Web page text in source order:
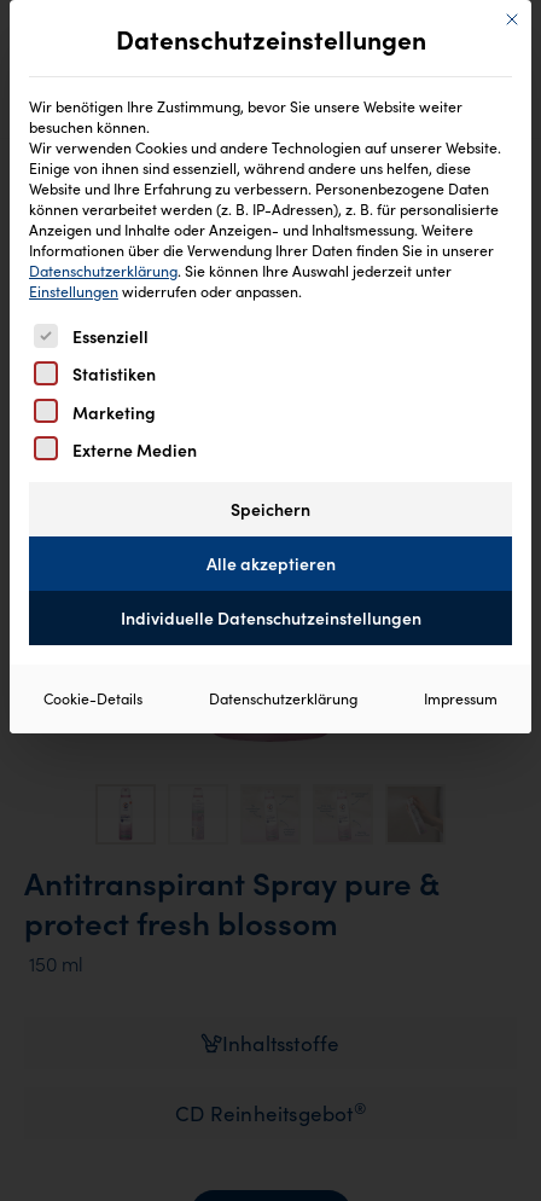
Start/Deo & Antitranspirante/Spray/ Antitranspirant
Spray pure & protect fresh blossom
Antitranspirant Spray pure &
protect fresh blossom
150 ml
Inhaltsstoffe
CD Reinheitsgebot®
Mit
Datenschutzeinstellungen
Wir benötigen Ihre Zustimmung, bevor Sie unsere Website weiter
besuchen können.
Wir verwenden Cookies und andere Technologien auf unserer Website.
Einige von ihnen sind essenziell, während andere uns helfen, diese
Website und Ihre Erfahrung zu verbessern. Personenbezogene Daten
können verarbeitet werden (z. B. IP-Adressen), z. B. für personalisierte
Anzeigen und Inhalte oder Anzeigen- und Inhaltsmessung. Weitere
Informationen über die Verwendung Ihrer Daten finden Sie in unserer
Datenschutzerklärung. Sie können Ihre Auswahl jederzeit unter
Einstellungenwiderrufen oder anpassen.
Es folgt eine Liste der Service-Gruppen, für die eine
Essenziell
Statistiken
Marketing
Externe Medien
Speichern
Alle akzeptieren
Individuelle Datenschutzeinstellungen
Cookie-Details Datenschutzerklärung Impressum